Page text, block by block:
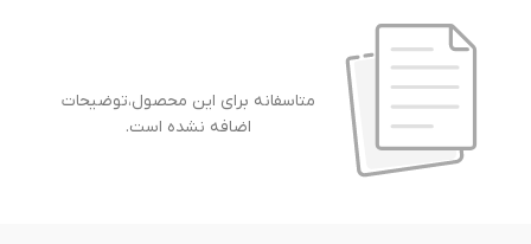
متاسفانه برای این محصول،توضیحات
اضافه نشده است.